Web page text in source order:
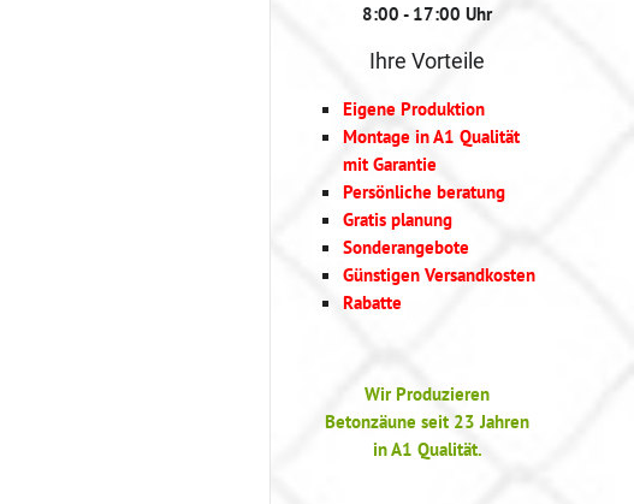
8:00 - 17:00 Uhr
Ihre Vorteile
Eigene Produktion
Montage in A1 Qualität
mit Garantie
Persönliche beratung
Gratis planung
Sonderangebote
Günstigen Versandkosten
Rabatte
Wir Produzieren
Betonzäune seit 23 Jahren
in A1 Qualität.